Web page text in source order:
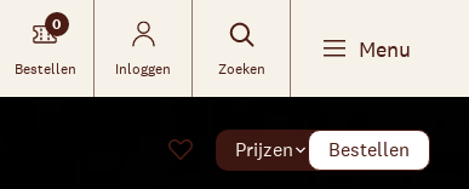
0
Bestellen Inloggen Zoeken
Menu
Prijzen Bestellen